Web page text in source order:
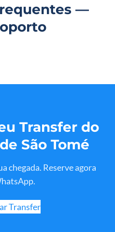
—
Transfer do
São Tomé
chegada. Reserve agora
Transfer